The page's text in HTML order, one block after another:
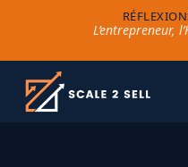
L’entrepreneur,